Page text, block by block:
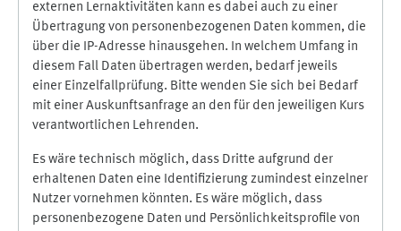
externen Lernaktivitäten kann es dabei auch zu einer
Übertragung von personenbezogenen Daten kommen, die
über die IP-Adresse hinausgehen. In welchem Umfang in
diesem Fall Daten übertragen werden, bedarf jeweils
einer Einzelfallprüfung. Bitte wenden Sie sich bei Bedarf
mit einer Auskunftsanfrage an den für den jeweiligen Kurs
verantwortlichen Lehrenden.
Es wäre technisch möglich, dass Dritte aufgrund der
erhaltenen Daten eine Identifizierung zumindest einzelner
Nutzer vornehmen könnten. Es wäre möglich, dass
personenbezogene Daten und Persönlichkeitsprofile von